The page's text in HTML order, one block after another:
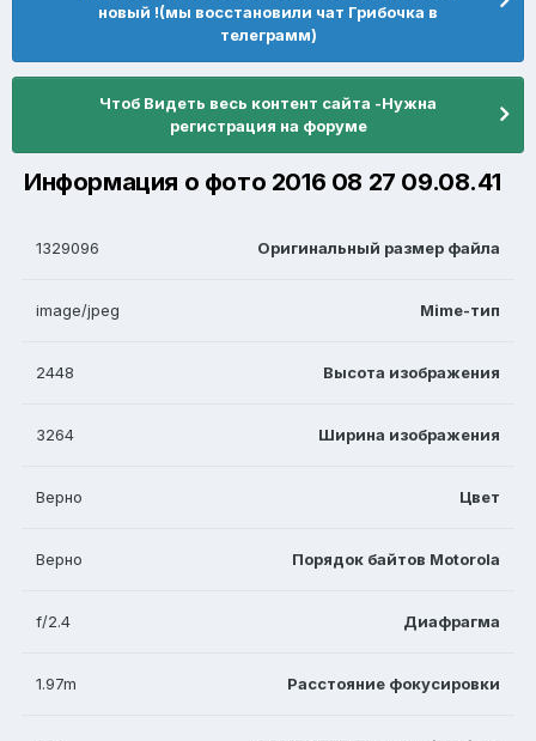
новый !(мы восстановили чат Грибочка в
телеграмм)
Чтоб Видеть весь контент сайта -Нужна
регистрация на форуме
Информация о фото 2016 08 27 09.08.41
Оригинальный размер файла
1329096
Mime-тип
image/jpeg
Высота изображения
2448
Ширина изображения
3264
Цвет
Верно
Порядок байтов Motorola
Верно
Диафрагма
f/2.4
Расстояние фокусировки
1.97m